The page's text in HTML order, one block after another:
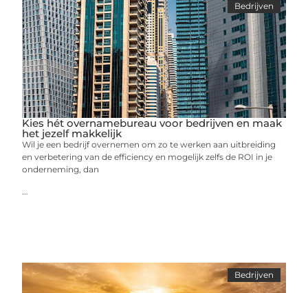
Bedrijven
Kies hét overnamebureau voor bedrijven en maak
het jezelf makkelijk
Wil je een bedrijf overnemen om zo te werken aan uitbreiding
en verbetering van de efficiency en mogelijk zelfs de ROI in je
onderneming, dan
...
Bedrijven